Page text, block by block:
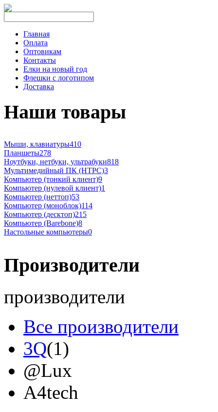
Главная
Оплата
Оптовикам
Контакты
Елки на новый год
Флешки с логотипом
Доставка
Наши товары
Мыши, клавиатуры410
Планшеты278
Ноутбуки, нетбуки, ультрабуки818
Мультимедийный ПК (HTPC)3
Компьютер (тонкий клиент)9
Компьютер (нулевой клиент)1
Компьютер (неттоп)53
Компьютер (моноблок)114
Компьютер (десктоп)215
Компьютер (Barebone)8
Настольные компьютеры0
Производители
производители
Все производители
3Q(1)
@Lux
A4tech